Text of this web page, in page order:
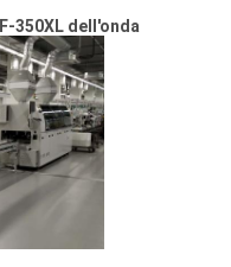
350XL dell'onda